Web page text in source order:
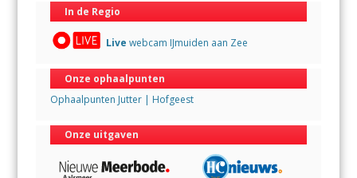
In de Regio
Live webcam IJmuiden aan Zee
Onze ophaalpunten
Ophaalpunten Jutter | Hofgeest
Onze uitgaven